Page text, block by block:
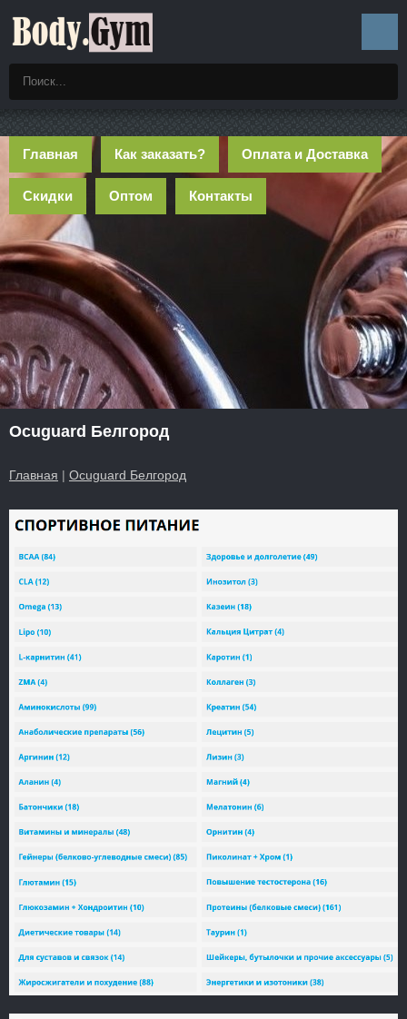
Главная Как заказать? Оплата и Доставка
Скидки Оптом Контакты
Ocuguard Белгород
Главная | Ocuguard Белгород